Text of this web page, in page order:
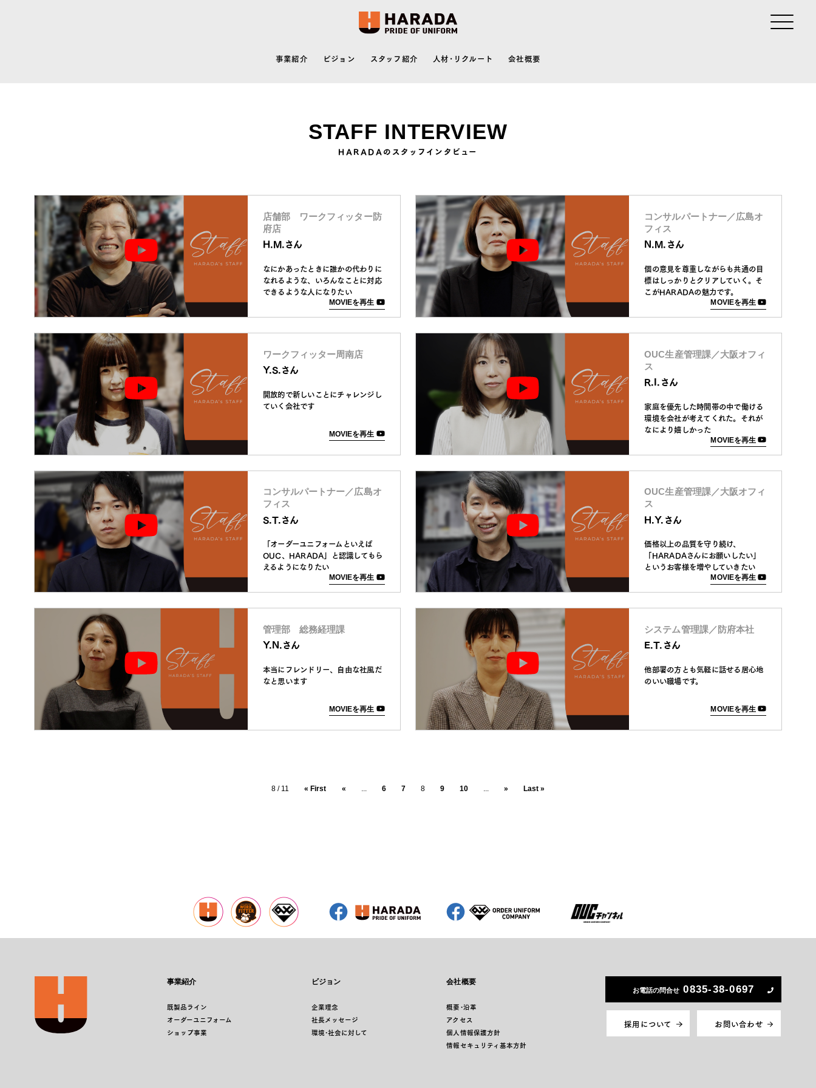
事業紹介 ビジョン スタッフ紹介 人材･リクルート 会社概要
STAFF INTERVIEW
HARADAのスタッフインタビュー
店舗部 ワークフィッター防
府店
H.M.さん
なにかあったときに誰かの代わりに
なれるような、いろんなことに対応
できるような人になりたい
MOVIEを再生
コンサルパートナー／広島オ
フィス
N.M.さん
個の意見を尊重しながらも共通の目
標はしっかりとクリアしていく。そ
こがHARADAの魅力です。
MOVIEを再生
ワークフィッター周南店
Y.S.さん
開放的で新しいことにチャレンジし
ていく会社です
MOVIEを再生
OUC生産管理課／大阪オフィ
ス
R.I.さん
家庭を優先した時間帯の中で働ける
環境を会社が考えてくれた。それが
なにより嬉しかった
MOVIEを再生
コンサルパートナー／広島オ
フィス
S.T.さん
「オーダーユニフォームといえば
OUC、HARADA」と認識してもら
えるようになりたい
MOVIEを再生
OUC生産管理課／大阪オフィ
ス
H.Y.さん
価格以上の品質を守り続け、
「HARADAさんにお願いしたい」
というお客様を増やしていきたい
MOVIEを再生
管理部 総務経理課
Y.N.さん
本当にフレンドリー、自由な社風だ
なと思います
MOVIEを再生
システム管理課／防府本社
E.T.さん
他部署の方とも気軽に話せる居心地
のいい職場です。
MOVIEを再生
8 / 11 « First « ... 6 7 8 9 10 ... » Last »
事業紹介
既製品ライン
オーダーユニフォーム
ショップ事業
ビジョン
企業理念
社長メッセージ
環境･社会に対して
会社概要
概要･沿革
アクセス
個人情報保護方針
情報セキュリティ基本方針
お電話の問合せ 0835-38-0697
採用について お問い合わせ